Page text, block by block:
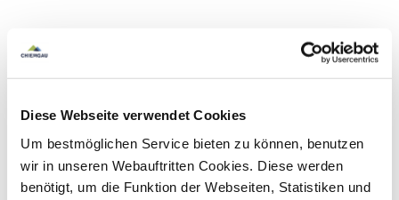
Diese Webseite verwendet Cookies
Um bestmöglichen Service bieten zu können, benutzen
wir in unseren Webauftritten Cookies. Diese werden
benötigt, um die Funktion der Webseiten, Statistiken und